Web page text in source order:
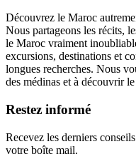
Découvrez le Maroc
Nous partageons les récits,
le Maroc vraiment
excursions, destinations et
longues recherches. Nous
des médinas et à découvrir
Restez informé
Recevez les derniers
votre boîte mail.